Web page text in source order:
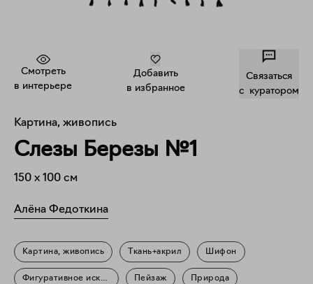
Смотреть
в интерьере
Добавить
в избранное
Связаться
c куратором
Картина, живопись
Слезы Березы №1
150 x 100 см
Алёна Федоткина
Картина, живопись Ткань+акрил Шифон
Фигуративное искусство Пейзаж Природа